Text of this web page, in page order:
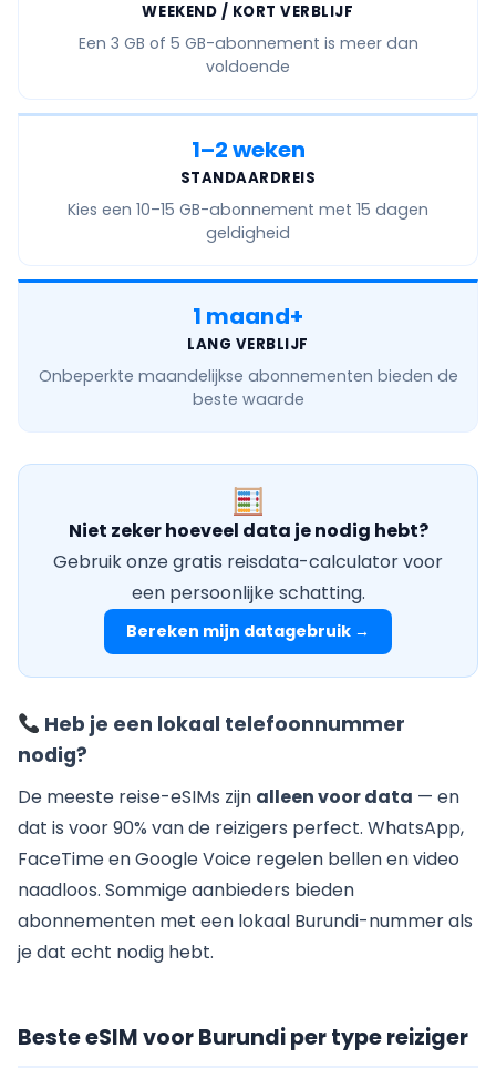
WEEKEND / KORT VERBLIJF
Een 3 GB of 5 GB-abonnement is meer dan
voldoende
1–2 weken
STANDAARDREIS
Kies een 10–15 GB-abonnement met 15 dagen
geldigheid
1 maand+
LANG VERBLIJF
Onbeperkte maandelijkse abonnementen bieden de
beste waarde
Niet zeker hoeveel data je nodig hebt?
Gebruik onze gratis reisdata-calculator voor
een persoonlijke schatting.
Bereken mijn datagebruik →
Heb je een lokaal telefoonnummer
nodig?
De meeste reise-eSIMs zijn alleen voor data — en
dat is voor 90% van de reizigers perfect. WhatsApp,
FaceTime en Google Voice regelen bellen en video
naadloos. Sommige aanbieders bieden
abonnementen met een lokaal Burundi-nummer als
je dat echt nodig hebt.
Beste eSIM voor Burundi per type reiziger